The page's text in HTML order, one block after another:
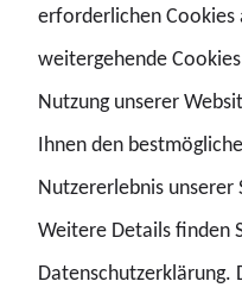
dieser Strukturen nicht
Vermögen kommt, soll
Paradigmenwechsel.
einem Strang. Unser Ziel
Vermögen einfrieren,
erforderlichen
weitergehende
Nutzung unserer
Ihnen den
Nutzererlebnis unserer
Weitere Details finden
Datenschutzerklärung.